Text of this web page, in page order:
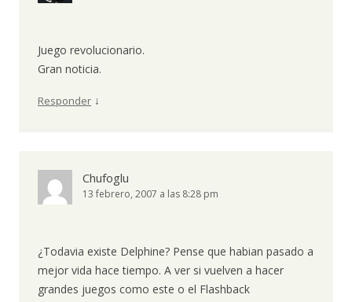
Juego revolucionario.
Gran noticia.
Responder ↓
Chufoglu
13 febrero, 2007 a las 8:28 pm
¿Todavia existe Delphine? Pense que habian pasado a
mejor vida hace tiempo. A ver si vuelven a hacer
grandes juegos como este o el Flashback